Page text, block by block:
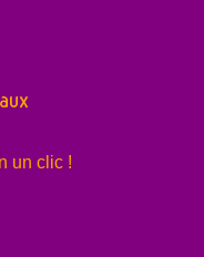
un clic !